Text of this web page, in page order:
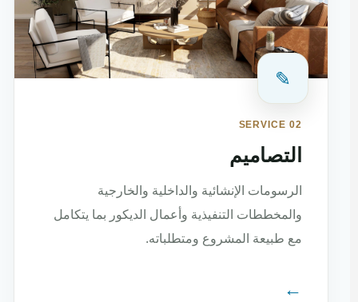
✎
SERVICE 02
التصاميم
الرسومات الإنشائية والداخلية والخارجية
والمخططات التنفيذية وأعمال الديكور بما يتكامل
مع طبيعة المشروع ومتطلباته.
←